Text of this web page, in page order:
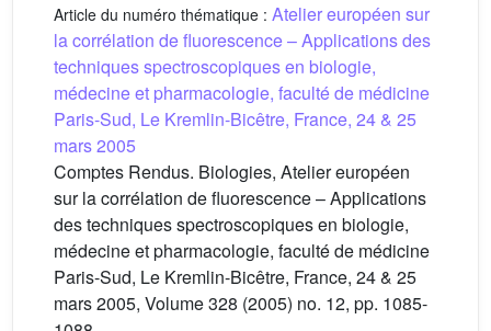
Article du numéro thématique : Atelier européen sur
la corrélation de fluorescence – Applications des
techniques spectroscopiques en biologie,
médecine et pharmacologie, faculté de médicine
Paris-Sud, Le Kremlin-Bicêtre, France, 24 & 25
mars 2005
Comptes Rendus. Biologies, Atelier européen
sur la corrélation de fluorescence – Applications
des techniques spectroscopiques en biologie,
médecine et pharmacologie, faculté de médicine
Paris-Sud, Le Kremlin-Bicêtre, France, 24 & 25
mars 2005, Volume 328 (2005) no. 12, pp. 1085-